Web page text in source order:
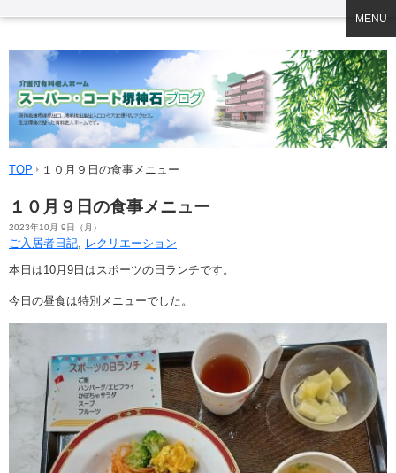
MENU
TOP １０月９日の食事メニュー
１０月９日の食事メニュー
2023年10月 9日（月）
ご入居者日記
レクリエーション
本日は10月9日はスポーツの日ランチです。
今日の昼食は特別メニューでした。